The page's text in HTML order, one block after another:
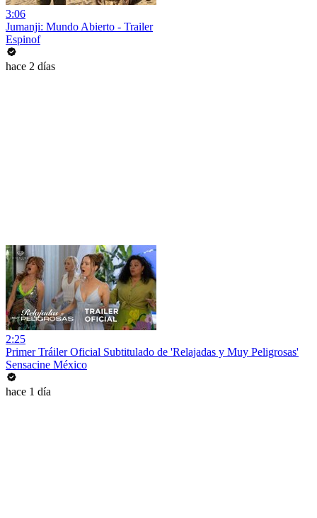
3:06
Jumanji: Mundo Abierto - Trailer
Espinof
hace 2 días
2:25
Primer Tráiler Oficial Subtitulado de 'Relajadas y Muy Peligrosas'
Sensacine México
hace 1 día